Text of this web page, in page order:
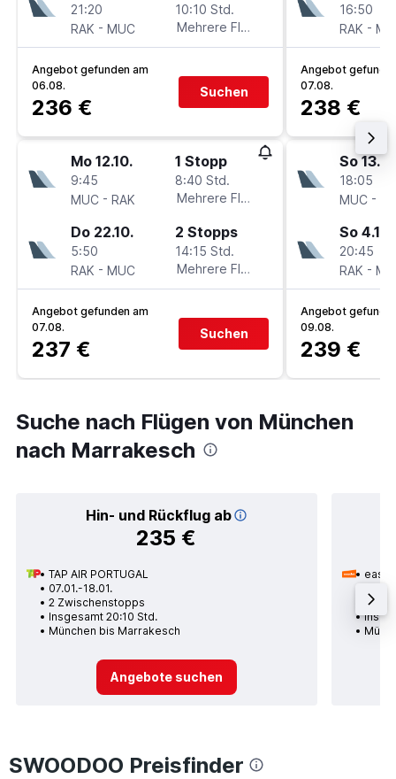
21:20
RAK - MUC
10:10 Std.
Mehrere Fluglinien
Angebot gefunden am
06.08.
236 €
Suchen
Mo 12.10.
9:45
MUC - RAK
1 Stopp
8:40 Std.
Mehrere Fluglinien
Do 22.10.
5:50
RAK - MUC
2 Stopps
14:15 Std.
Mehrere Fluglinien
Angebot gefunden am
07.08.
237 €
Suchen
16:50
RAK -
Angebot
07.08.
238 €
So 13.9.
18:05
MUC -
So 4.10.
20:45
RAK -
Angebot
09.08.
239 €
Suche nach Flügen von München
nach Marrakesch
Hin- und Rückflug ab
235 €
TAP AIR PORTUGAL
07.01.-18.01.
2 Zwischenstopps
Insgesamt 20:10 Std.
München bis Marrakesch
Angebote suchen
1
SWOODOO Preisfinder